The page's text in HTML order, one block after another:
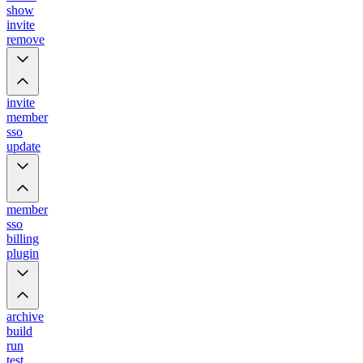
show
invite
remove
invite
member
sso
update
member
sso
billing
plugin
archive
build
run
test